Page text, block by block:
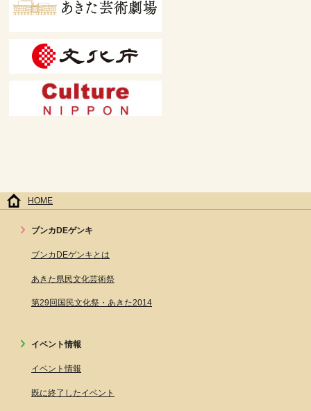
HOME
ブンカDEゲンキ
ブンカDEゲンキとは
あきた県民文化芸術祭
第29回国民文化祭・あきた2014
イベント情報
イベント情報
既に終了したイベント